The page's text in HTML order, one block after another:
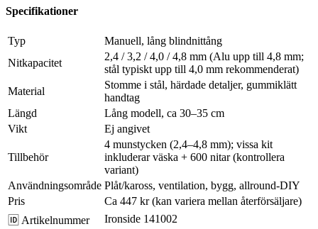
Specifikationer
Typ
Manuell, lång blindnittång
Nitkapacitet
2,4 / 3,2 / 4,0 / 4,8 mm (Alu upp till 4,8 mm;
stål typiskt upp till 4,0 mm rekommenderat)
Material
Stomme i stål, härdade detaljer, gummiklätt
handtag
Längd
Lång modell, ca 30–35 cm
Vikt
Ej angivet
Tillbehör
4 munstycken (2,4–4,8 mm); vissa kit
inkluderar väska + 600 nitar (kontrollera
variant)
Användningsområde Plåt/kaross, ventilation, bygg, allround-DIY
Pris
Ca 447 kr (kan variera mellan återförsäljare)
🆔 Artikelnummer
Ironside 141002